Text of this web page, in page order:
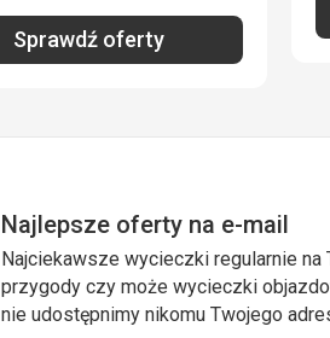
Sprawdź oferty
Najlepsze oferty na e-mail
Najciekawsze wycieczki regularnie
przygody czy może wycieczki
nie udostępnimy nikomu Twojego